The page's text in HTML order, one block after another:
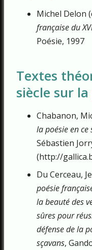
Michel Delon
française du
Poésie, 1997
Textes
siècle sur la
Chabanon,
la poésie en
Sébastien
(http://
Du Cerceau,
poésie
la beauté des
sûres pour
défense de la
sçavans,